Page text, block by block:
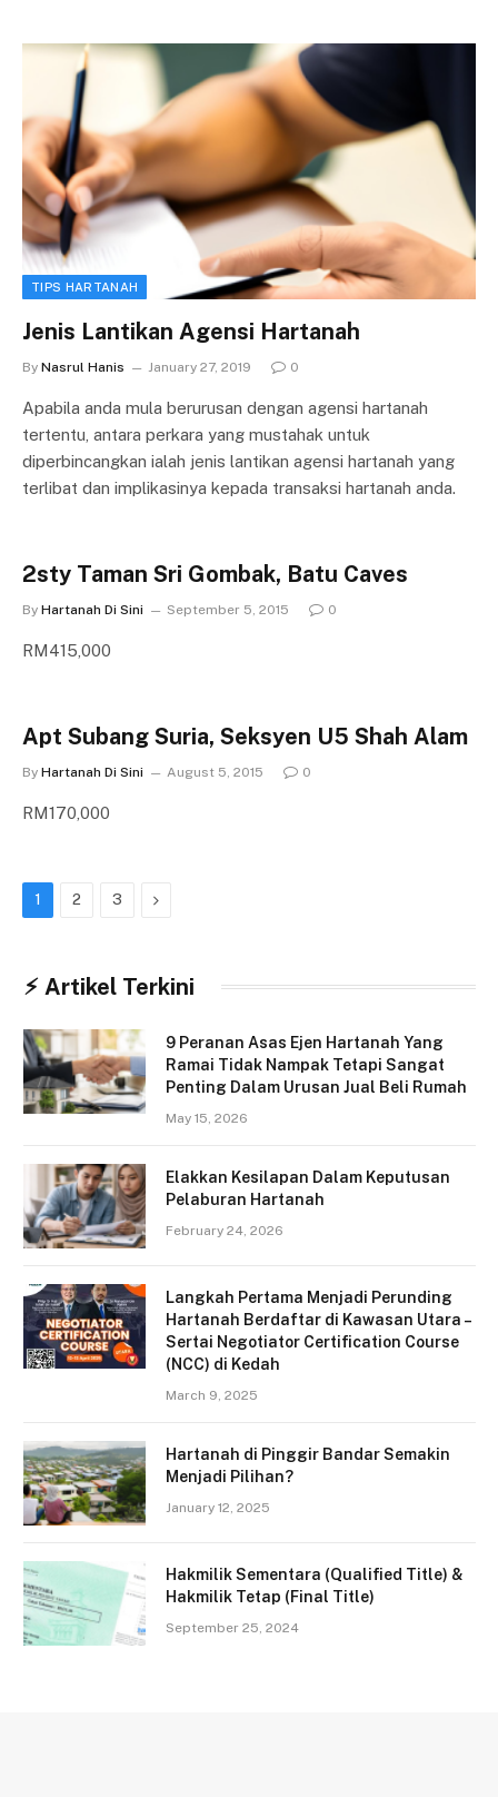
TIPS HARTANAH
Jenis Lantikan Agensi Hartanah
By Nasrul Hanis January 27, 2019 0
Apabila anda mula berurusan dengan agensi hartanah
tertentu, antara perkara yang mustahak untuk
diperbincangkan ialah jenis lantikan agensi hartanah yang
terlibat dan implikasinya kepada transaksi hartanah anda.
2sty Taman Sri Gombak, Batu Caves
By Hartanah Di Sini September 5, 2015 0
RM415,000
Apt Subang Suria, Seksyen U5 Shah Alam
By Hartanah Di Sini August 5, 2015 0
RM170,000
1 2 3 Next
⚡︎ Artikel Terkini
9 Peranan Asas Ejen Hartanah Yang
Ramai Tidak Nampak Tetapi Sangat
Penting Dalam Urusan Jual Beli Rumah
May 15, 2026
Elakkan Kesilapan Dalam Keputusan
Pelaburan Hartanah
February 24, 2026
Langkah Pertama Menjadi Perunding
Hartanah Berdaftar di Kawasan Utara –
Sertai Negotiator Certification Course
(NCC) di Kedah
March 9, 2025
Hartanah di Pinggir Bandar Semakin
Menjadi Pilihan?
January 12, 2025
Hakmilik Sementara (Qualified Title) &
Hakmilik Tetap (Final Title)
September 25, 2024